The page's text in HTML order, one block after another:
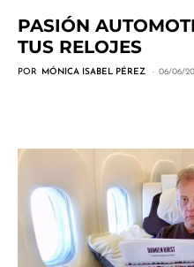
PASIÓN
TUS RELOJES
POR MÓNICA ISABEL PÉREZ 06/06/